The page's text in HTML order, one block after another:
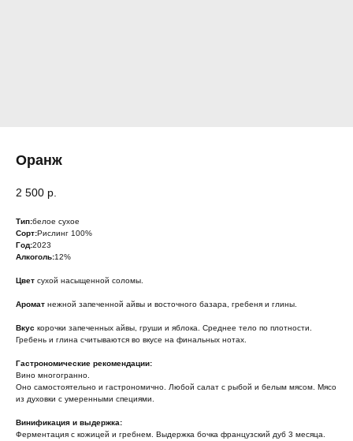
Оранж
2 500 р.
Тип:белое сухое
Сорт:Рислинг 100%
Год:2023
Алкоголь:12%
Цвет сухой насыщенной соломы.
Аромат нежной запеченной айвы и восточного базара, гребеня и глины.
Вкус корочки запеченных айвы, груши и яблока. Среднее тело по плотности.
Гребень и глина считываются во вкусе на финальных нотах.
Гастрономические рекомендации:
Вино многогранно.
Оно самостоятельно и гастрономично. Любой салат с рыбой и белым мясом. Мясо
из духовки с умеренными специями.
Винификация и выдержка:
Ферментация с кожицей и гребнем. Выдержка бочка французский дуб 3 месяца.